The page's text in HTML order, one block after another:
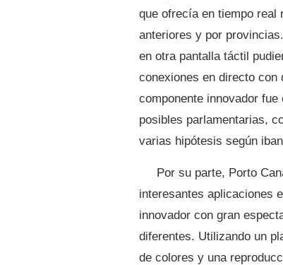
que ofrecía en tiempo real
anteriores y por
en otra pantalla táctil
conexiones en directo con
componente innovador
posibles parlamentarias,
varias hipótesis según
Por su parte, Porto
interesantes aplicaciones
innovador con gran
diferentes. Utilizando un
de colores y una